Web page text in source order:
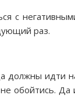
с
раз.
должны идти
обойтись. Да